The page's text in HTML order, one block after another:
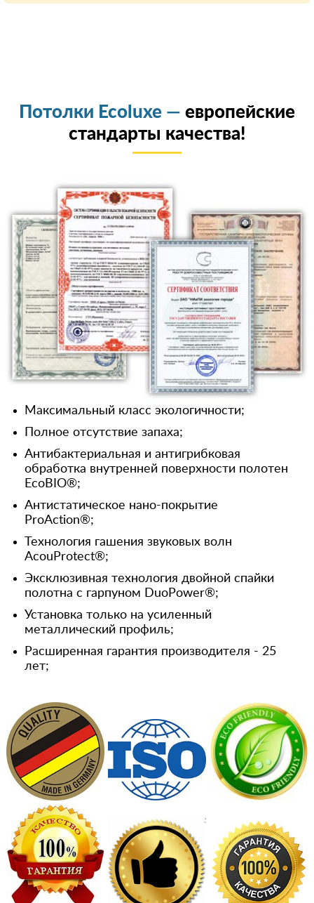
Потолки Ecoluxe — европейские
стандарты качества!
Максимальный класс экологичности;
Полное отсутствие запаха;
Антибактериальная и антигрибковая
обработка внутренней поверхности полотен
EcoBIO®;
Антистатическое нано-покрытие
ProAction®;
Технология гашения звуковых волн
AcouProtect®;
Эксклюзивная технология двойной спайки
полотна с гарпуном DuoPower®;
Установка только на усиленный
металлический профиль;
Расширенная гарантия производителя - 25
лет;